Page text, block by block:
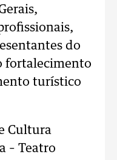
do
fortalecimento
turístico
Cultura
– Teatro